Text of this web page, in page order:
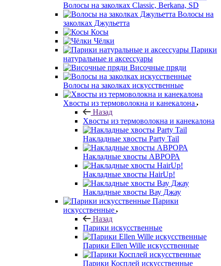
Волосы на заколках Classic, Berkana, SD
Волосы на
заколках Джульетта
Косы
Чёлки
Парики
натуральные и аксессуары
Височные пряди
Волосы на заколках искусственные
Хвосты из термоволокна и канекалона
Назад
Хвосты из термоволокна и канекалона
Накладные хвосты Party Tail
Накладные хвосты АВРОРА
Накладные хвосты HairUp!
Накладные хвосты Вау Джау
Парики
искусственные
Назад
Парики искусственные
Парики Ellen Wille искусственные
Парики Косплей искусственные